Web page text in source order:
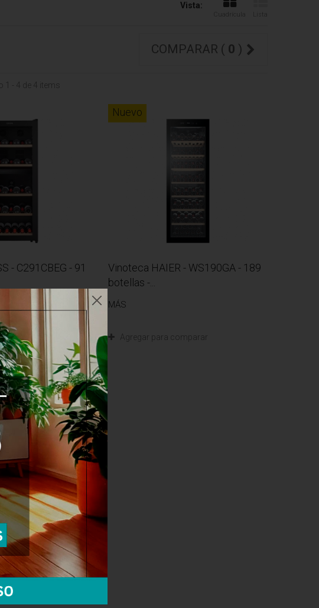
Vista:
Cuadrícula Lista
COMPARAR ( 0 )
1 - 4 de 4 items
- C291CBEG - 91
Nuevo
Vinoteca HAIER - WS190GA - 189
botellas -...
MÁS
Agregar para comparar